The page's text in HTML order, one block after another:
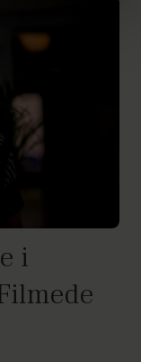
i både
i